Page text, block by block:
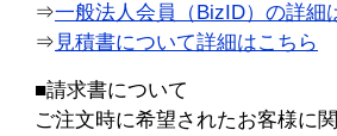
⇒一般法人会員（BizID）の詳細
⇒ 見積書について詳細はこちら
■請求書について
ご注文時に希望されたお客様に